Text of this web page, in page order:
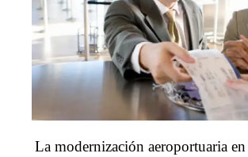
La modernización aeroportuaria